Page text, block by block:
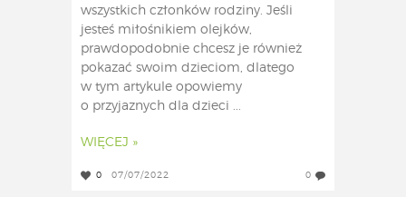
wszystkich członków rodziny. Jeśli
jesteś miłośnikiem olejków,
prawdopodobnie chcesz je również
pokazać swoim dzieciom, dlatego
w tym artykule opowiemy
o przyjaznych dla dzieci ...
WIĘCEJ »
0 07/07/2022 0